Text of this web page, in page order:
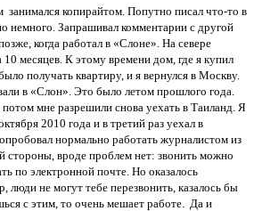
копирайтом. Попутно писал что-то в
Запрашивал комментарии с другой
когда работал в «Слоне». На севере
месяцев. К этому времени дом, где я купил
получать квартиру, и я вернулся в Москву.
в «Слон». Это было летом прошлого года.
потом мне разрешили снова уехать в Таиланд. Я
2010 года и в третий раз уехал в
нормально работать журналистом из
стороны, вроде проблем нет: звонить можно
по электронной почте. Но оказалось
люди не могут тебе перезвонить, казалось бы
с этим, то очень мешает работе. Да и